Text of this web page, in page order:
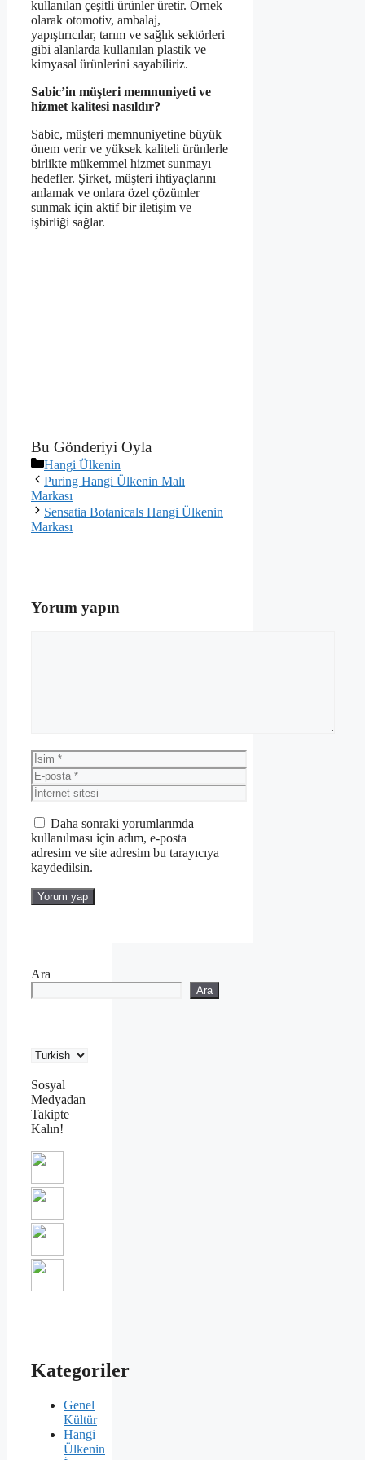
kullanılan çeşitli ürünler üretir. Örnek
olarak otomotiv, ambalaj,
yapıştırıcılar, tarım ve sağlık sektörleri
gibi alanlarda kullanılan plastik ve
kimyasal ürünlerini sayabiliriz.
Sabic’in müşteri memnuniyeti ve
hizmet kalitesi nasıldır?
Sabic, müşteri memnuniyetine büyük
önem verir ve yüksek kaliteli ürünlerle
birlikte mükemmel hizmet sunmayı
hedefler. Şirket, müşteri ihtiyaçlarını
anlamak ve onlara özel çözümler
sunmak için aktif bir iletişim ve
işbirliği sağlar.
Bu Gönderiyi Oyla
Kategoriler
Hangi Ülkenin
Puring Hangi Ülkenin Malı
Markası
Sensatia Botanicals Hangi Ülkenin
Markası
Yorum yapın
İsim
E-
posta
İnternet
sitesi
Daha sonraki yorumlarımda
kullanılması için adım, e-posta
adresim ve site adresim bu tarayıcıya
kaydedilsin.
Ara
Ara
Sosyal
Medyadan
Takipte
Kalın!
Kategoriler
Genel
Kültür
Hangi
Ülkenin